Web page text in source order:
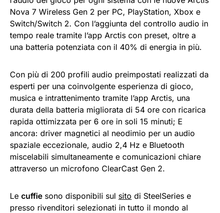
Nova 7 Wireless Gen 2 per PC, PlayStation, Xbox e
Switch/Switch 2. Con l’aggiunta del controllo audio in
tempo reale tramite l’app Arctis con preset, oltre a
una batteria potenziata con il 40% di energia in più.
Con più di 200 profili audio preimpostati realizzati da
esperti per una coinvolgente esperienza di gioco,
musica e intrattenimento tramite l’app Arctis, una
durata della batteria migliorata di 54 ore con ricarica
rapida ottimizzata per 6 ore in soli 15 minuti; E
ancora: driver magnetici al neodimio per un audio
spaziale eccezionale, audio 2,4 Hz e Bluetooth
miscelabili simultaneamente e comunicazioni chiare
attraverso un microfono ClearCast Gen 2.
Le cuffie sono disponibili sul sito di SteelSeries e
presso rivenditori selezionati in tutto il mondo al